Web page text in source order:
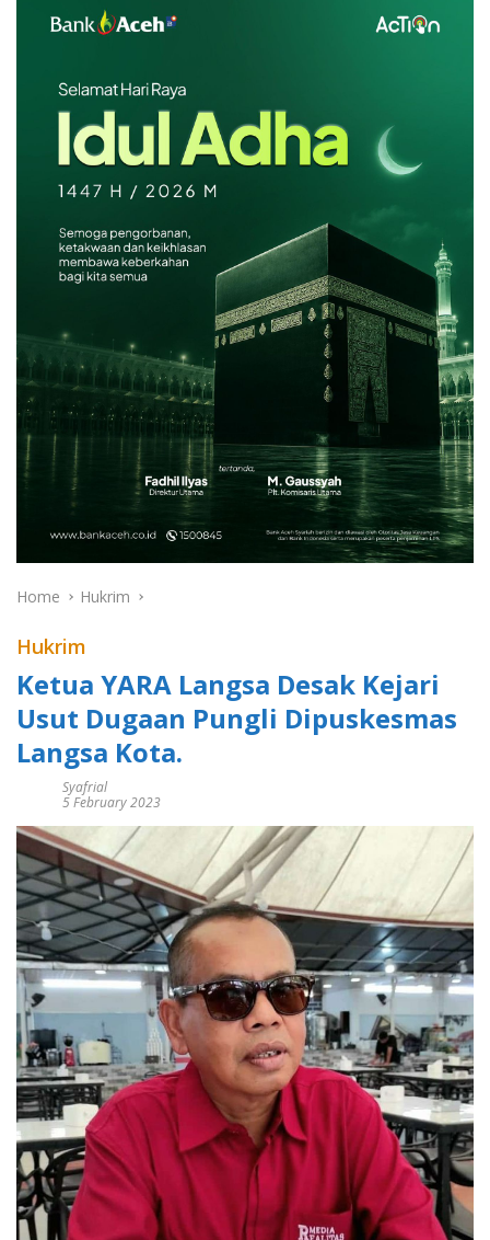
Home Hukrim
Hukrim
Ketua YARA Langsa Desak Kejari
Usut Dugaan Pungli Dipuskesmas
Langsa Kota.
Syafrial
5 February 2023